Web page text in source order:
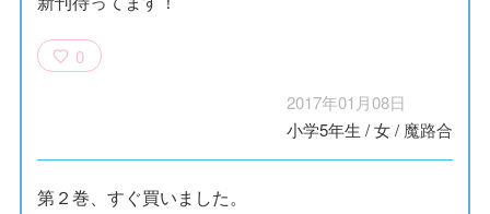
0
2017年01月08日
小学5年生 /女/ 魔路合
第２巻、すぐ買いました。